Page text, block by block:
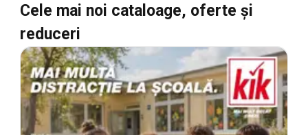
Cele mai noi cataloage, oferte şi
reduceri